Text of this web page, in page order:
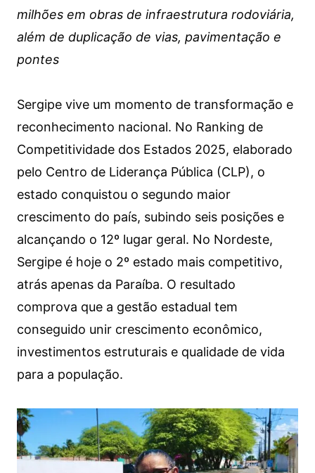
milhões em obras de infraestrutura rodoviária,
além de duplicação de vias, pavimentação e
pontes
Sergipe vive um momento de transformação e
reconhecimento nacional. No Ranking de
Competitividade dos Estados 2025, elaborado
pelo Centro de Liderança Pública (CLP), o
estado conquistou o segundo maior
crescimento do país, subindo seis posições e
alcançando o 12º lugar geral. No Nordeste,
Sergipe é hoje o 2º estado mais competitivo,
atrás apenas da Paraíba. O resultado
comprova que a gestão estadual tem
conseguido unir crescimento econômico,
investimentos estruturais e qualidade de vida
para a população.